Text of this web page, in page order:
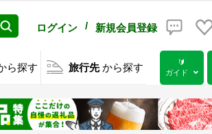
ログイン / 新規会員登録
ら探す 旅行先 から探す
🔰
ガイド